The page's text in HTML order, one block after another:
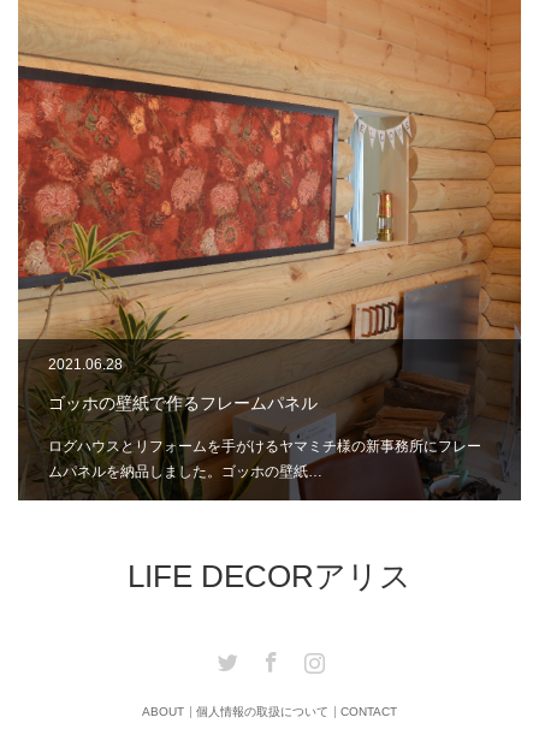
2021.06.28
ゴッホの壁紙で作るフレームパネル
ログハウスとリフォームを手がけるヤマミチ様の新事務所にフレー
ムパネルを納品しました。ゴッホの壁紙…
LIFE DECORアリス
Twitter Facebook
ABOUT 個人情報の取扱について CONTACT